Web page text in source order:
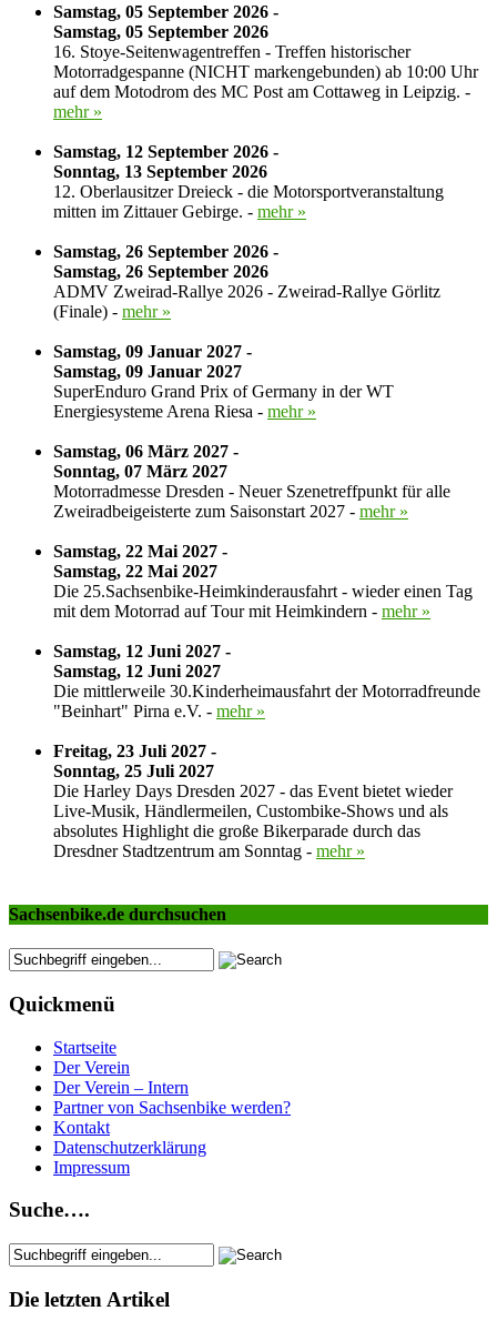
Samstag, 05 September 2026 -
Samstag, 05 September 2026
16. Stoye-Seitenwagentreffen - Treffen historischer
Motorradgespanne (NICHT markengebunden) ab 10:00 Uhr
auf dem Motodrom des MC Post am Cottaweg in Leipzig. -
mehr »
Samstag, 12 September 2026 -
Sonntag, 13 September 2026
12. Oberlausitzer Dreieck - die Motorsportveranstaltung
mitten im Zittauer Gebirge. - mehr »
Samstag, 26 September 2026 -
Samstag, 26 September 2026
ADMV Zweirad-Rallye 2026 - Zweirad-Rallye Görlitz
(Finale) - mehr »
Samstag, 09 Januar 2027 -
Samstag, 09 Januar 2027
SuperEnduro Grand Prix of Germany in der WT
Energiesysteme Arena Riesa - mehr »
Samstag, 06 März 2027 -
Sonntag, 07 März 2027
Motorradmesse Dresden - Neuer Szenetreffpunkt für alle
Zweiradbeigeisterte zum Saisonstart 2027 - mehr »
Samstag, 22 Mai 2027 -
Samstag, 22 Mai 2027
Die 25.Sachsenbike-Heimkinderausfahrt - wieder einen Tag
mit dem Motorrad auf Tour mit Heimkindern - mehr »
Samstag, 12 Juni 2027 -
Samstag, 12 Juni 2027
Die mittlerweile 30.Kinderheimausfahrt der Motorradfreunde
"Beinhart" Pirna e.V. - mehr »
Freitag, 23 Juli 2027 -
Sonntag, 25 Juli 2027
Die Harley Days Dresden 2027 - das Event bietet wieder
Live-Musik, Händlermeilen, Custombike-Shows und als
absolutes Highlight die große Bikerparade durch das
Dresdner Stadtzentrum am Sonntag - mehr »
Sachsenbike.de durchsuchen
Quickmenü
Startseite
Der Verein
Der Verein – Intern
Partner von Sachsenbike werden?
Kontakt
Datenschutzerklärung
Impressum
Suche….
Die letzten Artikel